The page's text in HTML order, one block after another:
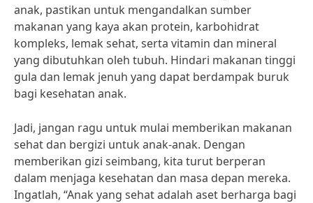
anak, pastikan untuk mengandalkan sumber
makanan yang kaya akan protein, karbohidrat
kompleks, lemak sehat, serta vitamin dan mineral
yang dibutuhkan oleh tubuh. Hindari makanan tinggi
gula dan lemak jenuh yang dapat berdampak buruk
bagi kesehatan anak.
Jadi, jangan ragu untuk mulai memberikan makanan
sehat dan bergizi untuk anak-anak. Dengan
memberikan gizi seimbang, kita turut berperan
dalam menjaga kesehatan dan masa depan mereka.
Ingatlah, “Anak yang sehat adalah aset berharga bagi